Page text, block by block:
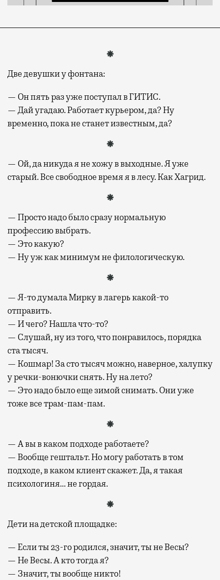
Две девушки у фонтана:
— Он пять раз уже поступал в ГИТИС.
— Дай угадаю. Работает курьером, да? Ну
временно, пока не станет известным, да?
— Ой, да никуда я не хожу в выходные. Я уже
старый. Все свободное время я в лесу. Как Хагрид.
— Просто надо было сразу нормальную
профессию выбрать.
— Это какую?
— Ну уж как минимум не филологическую.
— Я-то думала Мирку в лагерь какой-то
отправить.
— И чего? Нашла что-то?
— Слушай, ну из того, что понравилось, порядка
ста тысяч.
— Кошмар! За сто тысяч можно, наверное, халупку
у речки-вонючки снять. Ну на лето?
— Это надо было еще зимой снимать. Они уже
тоже все трам-пам-пам.
— А вы в каком подходе работаете?
— Вообще гештальт. Но могу работать в том
подходе, в каком клиент скажет. Да, я такая
психологиня… не гордая.
Дети на детской площадке:
— Если ты 23-го родился, значит, ты не Весы?
— Не Весы. А кто тогда я?
— Значит, ты вообще никто!